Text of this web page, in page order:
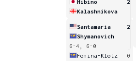
Hibino
2
Kalashnikova
Santamaria
2
Shymanovich
6-4, 6-0
Fomina-Klotz
0